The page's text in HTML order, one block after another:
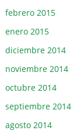
febrero 2015
enero 2015
diciembre 2014
noviembre 2014
octubre 2014
septiembre 2014
agosto 2014